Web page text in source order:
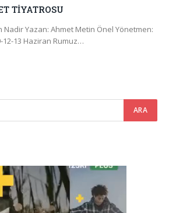
TİYATROSU
Nadir Yazan: Ahmet Metin Önel Yönetmen:
12-13 Haziran Rumuz…